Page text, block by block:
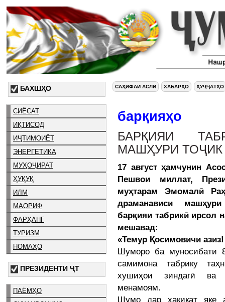
БАХШҲО
СИЁСАТ
ИҚТИСОД
ИҶТИМОИЁТ
ЭНЕРГЕТИКА
МУҲОҶИРАТ
ҲУҚУҚ
ИЛМ
МАОРИФ
ФАРҲАНГ
ТУРИЗМ
НОМАҲО
ПРЕЗИДЕНТИ ҶТ
ПАЁМҲО
САҲИФАИ АСЛӢ ХАБАРҲО ҲУҶҶАТҲО
барқияҳо
БАРҚИЯИ
МАШҲУРИ ТОҶИК
17 август ҳамчунин
Пешвои миллат,
муҳтарам Эмомалӣ
драманависи
барқияи табрикӣ ирсол
мешавад:
«Темур Қосимовичи азиз!
Шуморо ба муносибати
самимона табрику
хушиҳои зиндагӣ ва
менамоям.
Шумо дар ҳақиқат яке